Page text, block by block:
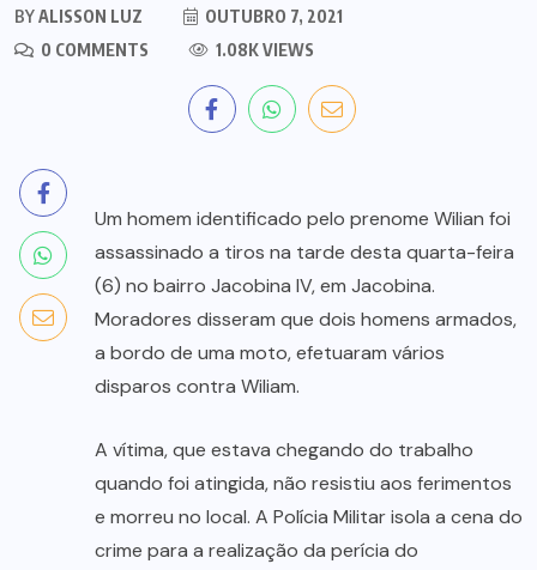
BYALISSON LUZ
OUTUBRO 7, 2021
0 COMMENTS
1.08K VIEWS
Um homem identificado pelo prenome Wilian foi
assassinado a tiros na tarde desta quarta-feira
(6) no bairro Jacobina IV, em Jacobina.
Moradores disseram que dois homens armados,
a bordo de uma moto, efetuaram vários
disparos contra Wiliam.
A vítima, que estava chegando do trabalho
quando foi atingida, não resistiu aos ferimentos
e morreu no local. A Polícia Militar isola a cena do
crime para a realização da perícia do